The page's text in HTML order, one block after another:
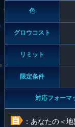
色
グロウコスト
リミット
限定条件
対応フォーマ
：あなたの＜